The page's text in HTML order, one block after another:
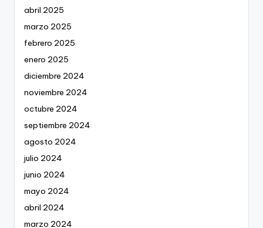
abril 2025
marzo 2025
febrero 2025
enero 2025
diciembre 2024
noviembre 2024
octubre 2024
septiembre 2024
agosto 2024
julio 2024
junio 2024
mayo 2024
abril 2024
marzo 2024